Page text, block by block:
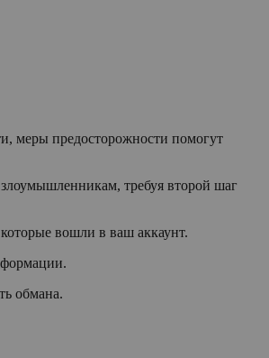
меры предосторожности помогут
требуя второй шаг
вошли в ваш аккаунт.
обмана.